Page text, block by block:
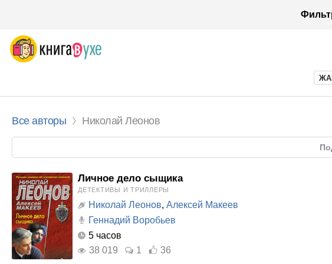
Все авторы Николай Леонов
Личное дело сыщика
ДЕТЕКТИВЫ И ТРИЛЛЕРЫ
Николай Леонов, Алексей Макеев
Геннадий Воробьев
5 часов
38 019
1 36